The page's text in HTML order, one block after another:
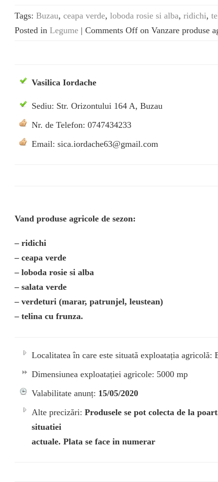
Tags: Buzau, ceapa verde, loboda rosie si alba, ridichi,
Posted in Legume | Comments Off on Vanzare produse
Vasilica Iordache
Sediu: Str. Orizontului 164 A, Buzau
Nr. de Telefon: 0747434233
Email: sica.iordache63@gmail.com
Vand produse agricole de sezon:
– ridichi
– ceapa verde
– loboda rosie si alba
– salata verde
– verdeturi (marar, patrunjel, leustean)
– telina cu frunza.
Localitatea în care este situată exploatația agricolă:
Dimensiunea exploatației agricole: 5000 mp
Valabilitate anunț: 15/05/2020
Alte precizări: Produsele se pot colecta de la
situatiei
actuale. Plata se face in numerar